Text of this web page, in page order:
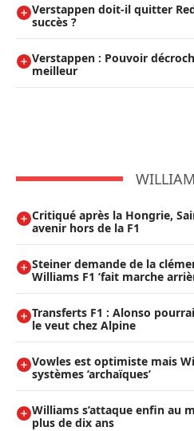
Verstappen doit-il quitter
succès ?
Verstappen : Pouvoir
meilleur
Critiqué après la Hongrie,
avenir hors de la F1
Steiner demande de la
Williams F1 ’fait marche
Transferts F1 : Alonso
le veut chez Alpine
Vowles est optimiste mais
systèmes ’archaïques’
Williams s’attaque enfin au
plus de dix ans